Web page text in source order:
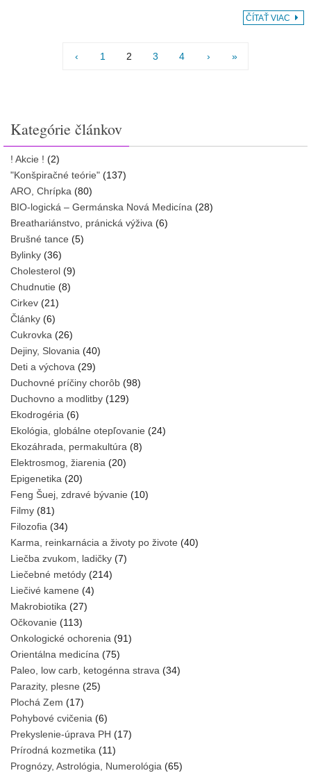
ČÍTAŤ VIAC
‹ 1 2 3 4 › »
Kategórie článkov
! Akcie ! (2)
"Konšpiračné teórie" (137)
ARO, Chrípka (80)
BIO-logická – Germánska Nová Medicína (28)
Breathariánstvo, pránická výživa (6)
Brušné tance (5)
Bylinky (36)
Cholesterol (9)
Chudnutie (8)
Cirkev (21)
Články (6)
Cukrovka (26)
Dejiny, Slovania (40)
Deti a výchova (29)
Duchovné príčiny chorôb (98)
Duchovno a modlitby (129)
Ekodrogéria (6)
Ekológia, globálne otepľovanie (24)
Ekozáhrada, permakultúra (8)
Elektrosmog, žiarenia (20)
Epigenetika (20)
Feng Šuej, zdravé bývanie (10)
Filmy (81)
Filozofia (34)
Karma, reinkarnácia a životy po živote (40)
Liečba zvukom, ladičky (7)
Liečebné metódy (214)
Liečivé kamene (4)
Makrobiotika (27)
Očkovanie (113)
Onkologické ochorenia (91)
Orientálna medicína (75)
Paleo, low carb, ketogénna strava (34)
Parazity, plesne (25)
Plochá Zem (17)
Pohybové cvičenia (6)
Prekyslenie-úprava PH (17)
Prírodná kozmetika (11)
Prognózy, Astrológia, Numerológia (65)